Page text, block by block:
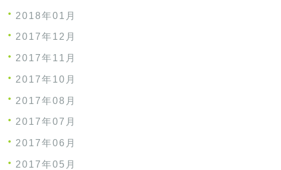
2018年01月
2017年12月
2017年11月
2017年10月
2017年08月
2017年07月
2017年06月
2017年05月